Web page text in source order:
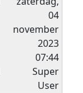
04
november
2023
07:44
Super
User